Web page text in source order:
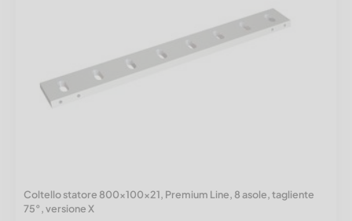
Coltello statore 800x100x21, Premium Line, 8 asole, tagliente
75°, versione X